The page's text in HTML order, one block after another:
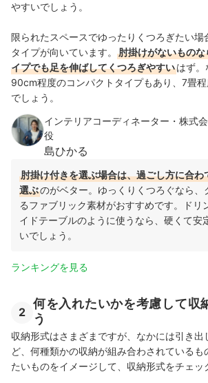
やすいでしょう。
限られたスペースでゆったりくつろぎたい場
タイプが向いています。
肘掛けがないもの
イプでも足を伸ばしてくつろぎやすいはず
90cm程度のコンパクトタイプもあり、7畳
でしょう。
インテリアコーディネーター・株式
役
島ひかる
肘掛け付きを選ぶ場合は、過ごし方に合わ
選ぶのがベター。ゆっくりくつろぐなら、
るファブリック素材がおすすめです。ドリ
イドテーブルのように使うなら、硬くて安
いでしょう。
ランキングを見る
2
何を入れたいかを考慮して収
う
収納形式はさまざまですが、なかには引き出
ど、何種類かの収納が組み合わされているも
たいものをイメージして、収納形式をチェッ